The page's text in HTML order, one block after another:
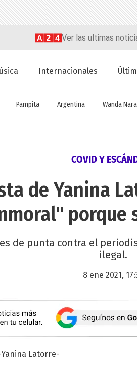
Ver las ultimas
Internacionales
Pampita Argentina Wanda Nara
COVID Y
de Yanina
porque
de punta contra el
ilegal.
8 ene 2021,